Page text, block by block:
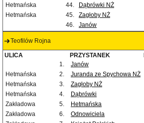
Hetmańska
44. Dąbrówki NŻ
Hetmańska
45. Zagłoby NŻ
46.
Janów
Teofilów Rojna
ULICA PRZYSTANEK
1.
Janów
Hetmańska
2. Juranda ze Spychowa NŻ
Hetmańska
3. Zagłoby NŻ
Hetmańska
4. Dąbrówki
Zakładowa
5. Hetmańska
Zakładowa
6. Odnowiciela